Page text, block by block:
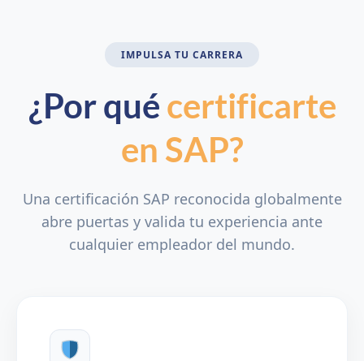
IMPULSA TU CARRERA
¿Por qué certificarte
en SAP?
Una certificación SAP reconocida globalmente
abre puertas y valida tu experiencia ante
cualquier empleador del mundo.